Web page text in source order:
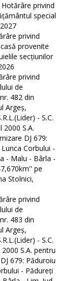
privind
special
privind
provenite
secțiunilor
privind
de
482 din
Argeș,
- S.C.
2000 S.A.
DJ 679:
Corbului -
- Malu - Bârla -
pe
Stolnici,
privind
de
483 din
Argeș,
- S.C.
2000 S.A. pentru
679: Păduroiu
- Pădureți